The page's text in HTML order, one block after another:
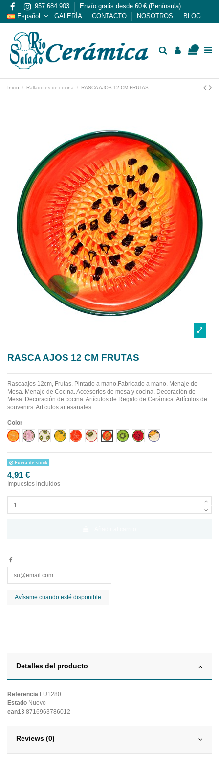
957 684 903
Envío gratis desde 60 € (Península)
Español
GALERÍA CONTACTO NOSOTROS BLOG
Inicio Ralladores de cocina RASCA AJOS 12 CM FRUTAS
RASCA AJOS 12 CM FRUTAS
Rascaajos 12cm, Frutas. Pintado a mano.Fabricado a mano. Menaje de
Mesa. Menaje de Cocina. Accesorios de mesa y cocina. Decoración de
Mesa. Decoración de cocina. Artículos de Regalo de Cerámica. Artículos de
souvenirs. Artículos artesanales.
Color
Diseño 1Diseño 10Diseño 2Diseño 3Diseño 4Diseño 5Diseño 6Diseño 7Diseño 8Diseño 9
Fuera de stock
4,91 €
Impuestos incluidos
Detalles del producto
Referencia LU1280
Estado Nuevo
ean13 8716963786012
Reviews (0)